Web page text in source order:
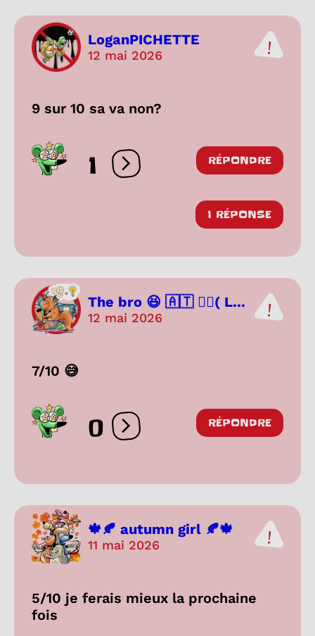
LoganPICHETTE
12 mai 2026
9 sur 10 sa va non?
1 Ouvrir les réactions
RÉPONDRE
1 RÉPONSE
The bro 😆 🇦🇹 🏳️‍🌈( L...
12 mai 2026
7/10 😅
0 Ouvrir les réactions
RÉPONDRE
🍁🍂 autumn girl 🍂🍁
11 mai 2026
5/10 je ferais mieux la prochaine
fois